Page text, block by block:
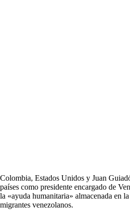
Colombia, Estados Unidos y Juan
países como presidente encargado de
la «ayuda humanitaria» almacenada en
migrantes venezolanos.